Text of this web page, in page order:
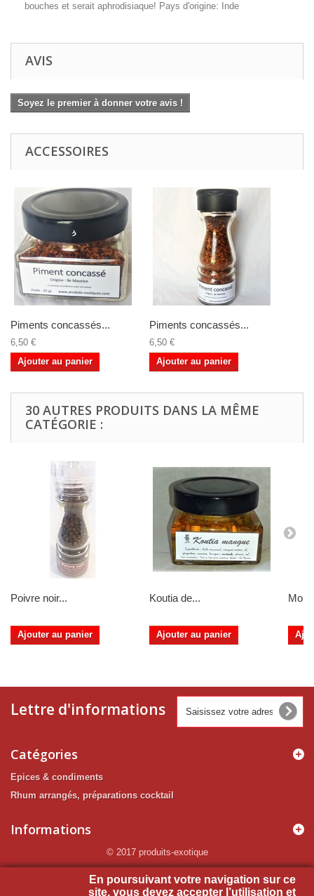
bouches et serait aphrodisiaque! Pays d'origine: Inde
AVIS
Soyez le premier à donner votre avis !
ACCESSOIRES
Piments concassés...
6,50 €
Ajouter au panier
Piments concassés...
6,50 €
Ajouter au panier
30 AUTRES PRODUITS DANS LA MÊME
CATÉGORIE :
Poivre noir...
Ajouter au panier
Koutia de...
Ajouter au panier
Lettre d'informations
Catégories
Epices & condiments
Rhum arrangés, préparations cocktail
Informations
© 2017 produits-exotique
En poursuivant votre navigation sur ce
site, vous devez accepter l’utilisation et